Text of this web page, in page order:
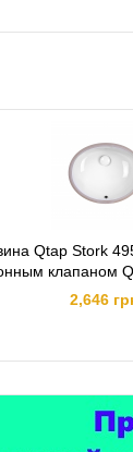
Qtap Stork
клапаном
2,646